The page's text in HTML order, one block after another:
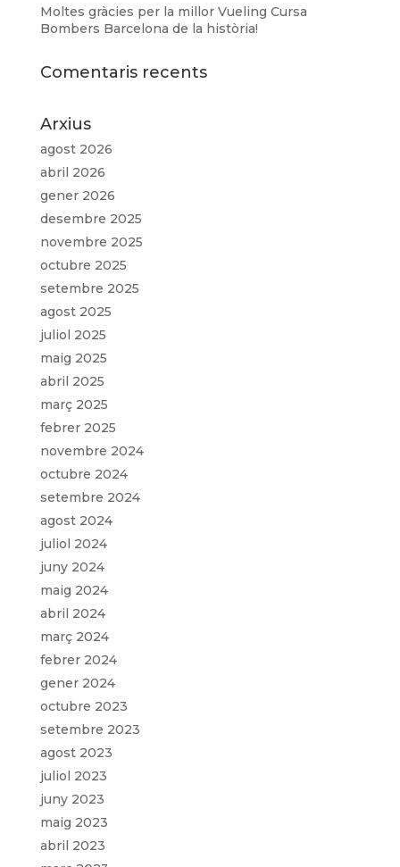
Moltes gràcies per la millor Vueling Cursa
Bombers Barcelona de la història!
Comentaris recents
Arxius
agost 2026
abril 2026
gener 2026
desembre 2025
novembre 2025
octubre 2025
setembre 2025
agost 2025
juliol 2025
maig 2025
abril 2025
març 2025
febrer 2025
novembre 2024
octubre 2024
setembre 2024
agost 2024
juliol 2024
juny 2024
maig 2024
abril 2024
març 2024
febrer 2024
gener 2024
octubre 2023
setembre 2023
agost 2023
juliol 2023
juny 2023
maig 2023
abril 2023